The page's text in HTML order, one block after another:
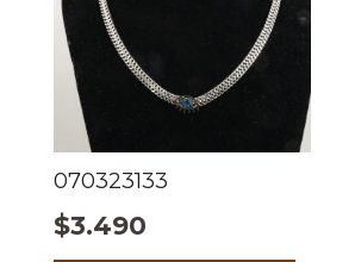
070323133
$3.490